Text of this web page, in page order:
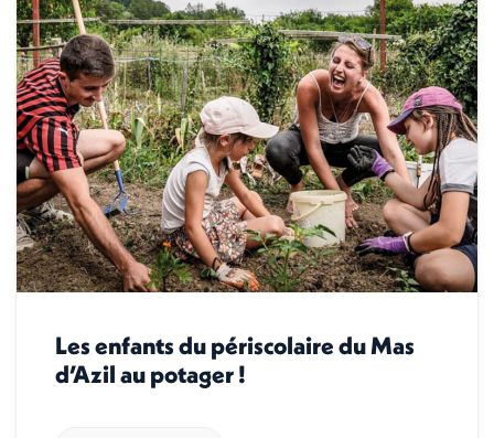
Les enfants du périscolaire du Mas
d’Azil au potager !